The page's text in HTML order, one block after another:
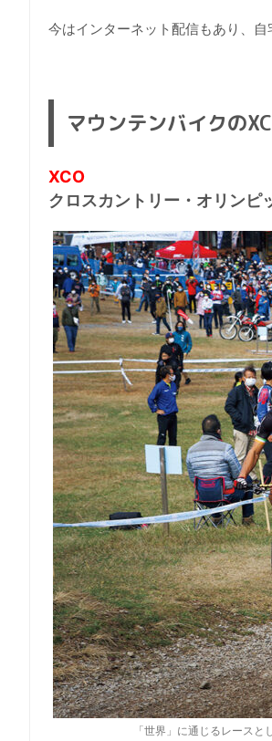
今はインターネット配信もあり、
マウンテンバイクの
XCO
クロスカントリー・オリンピ
「世界」に通じるレース